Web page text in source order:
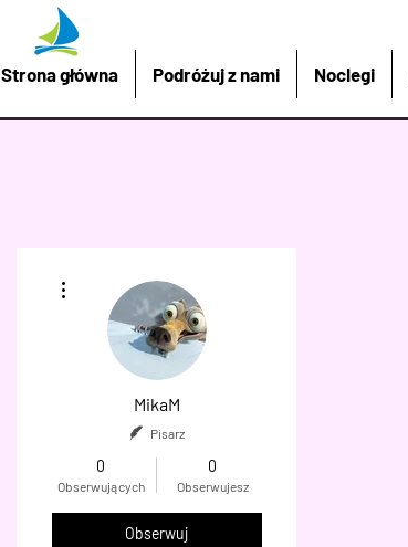
Strona główna Podróżuj z nami Noclegi
MikaM
Pisarz
0
Obserwujących
0
Obserwujesz
Obserwuj